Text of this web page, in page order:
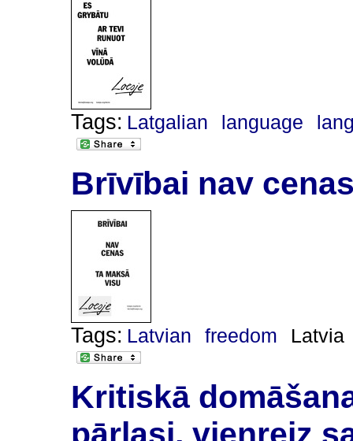
Tags: Latgalian language
Brīvībai nav
Tags: Latvian freedom Latvia
Kritiskā